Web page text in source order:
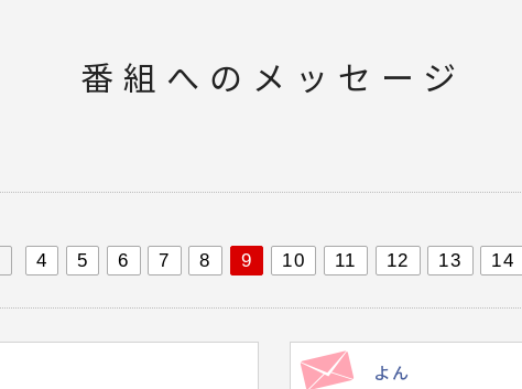
番組へのメッセージ
4 5 6 7 8 9 10 11 12 13 14
よん